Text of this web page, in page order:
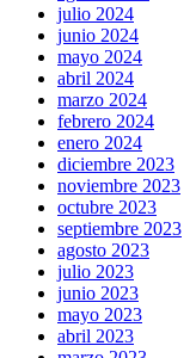
julio 2024
junio 2024
mayo 2024
abril 2024
marzo 2024
febrero 2024
enero 2024
diciembre 2023
noviembre 2023
octubre 2023
septiembre 2023
agosto 2023
julio 2023
junio 2023
mayo 2023
abril 2023